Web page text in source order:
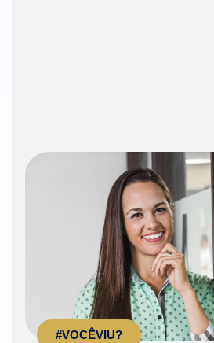
#VOCÊVIU?